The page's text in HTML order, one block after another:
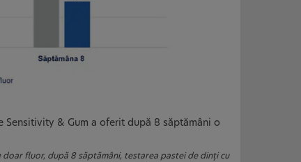
& Gum a oferit după 8 săptămâni o
fluor, după 8 săptămâni, testarea pastei de dinţi cu